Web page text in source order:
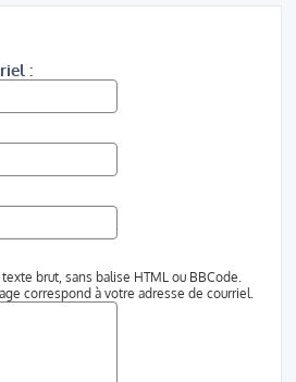
:
brut, sans balise HTML ou BBCode.
correspond à votre adresse de courriel.